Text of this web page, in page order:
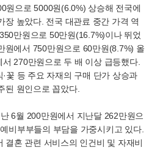
원으로 5000원(6.0%) 상승해 전국에
장 높았다. 전국 대관료 중간 가격 역
만원으로 50만원(16.7%)이나 뛰었
원에서 750만원으로 60만원(8.7%) 올
270만원으로 두 배 이상 급등했다.
꽃 등 주요 자재의 구매 단가 상승과
된 원인으로 꼽았다.
6월 200만원에서 지난달 262만원으
비부부들의 부담을 가중시키고 있다.
결혼 관련 서비스의 인건비 및 자재비